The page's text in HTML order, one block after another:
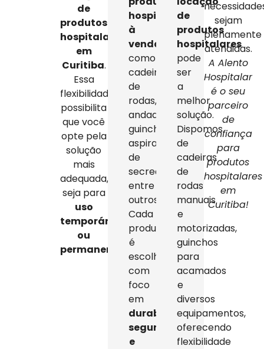
de
produtos
hospitalares
em
Curitiba.
Essa
flexibilidade
possibilita
que você
opte pela
solução
mais
adequada,
seja para
uso
temporário
ou
permanente
hospitalares
à
venda
como
cadeiras
de
rodas,
andadores,
guinchos,
aspiradores
de
secreção,
entre
outros.
Cada
produto
é
escolhido
com
foco
em
durabilidade,
segurança
e
de
produtos
hospitalares
pode
ser
a
melhor
solução.
Dispomos
de
cadeiras
de
rodas
manuais
e
motorizadas,
guinchos
para
acamados
e
diversos
equipamentos,
oferecendo
flexibilidade
sejam
plenamente
atendidas.
A Alento
Hospitalar
é o seu
parceiro
de
confiança
para
produtos
hospitalares
em
Curitiba!